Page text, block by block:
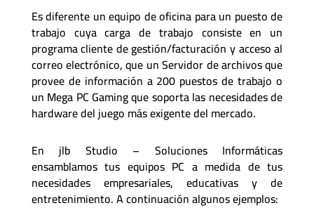
Es diferente un equipo de oficina para un puesto de
trabajo cuya carga de trabajo consiste en un
programa cliente de gestión/facturación y acceso al
correo electrónico, que un Servidor de archivos que
provee de información a 200 puestos de trabajo o
un Mega PC Gaming que soporta las necesidades de
hardware del juego más exigente del mercado.
En jlb Studio – Soluciones Informáticas
ensamblamos tus equipos PC a medida de tus
necesidades empresariales, educativas y de
entretenimiento. A continuación algunos ejemplos: